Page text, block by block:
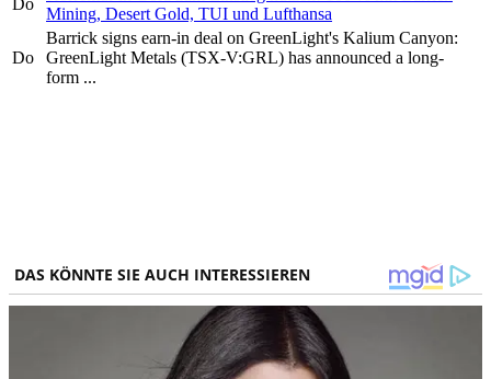
Mining, Desert Gold, TUI und Lufthansa
Do
Barrick signs earn-in deal on GreenLight's Kalium Canyon:
GreenLight Metals (TSX-V:GRL) has announced a long-
form ...